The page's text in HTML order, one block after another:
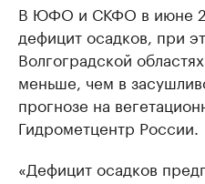
В ЮФО и СКФО в июне
дефицит осадков, при
Волгоградской
меньше, чем в
прогнозе на
Гидрометцентр России.
«Дефицит осадков